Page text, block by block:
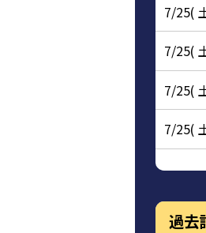
7/25(
7/25(
7/25(
7/25(
過去